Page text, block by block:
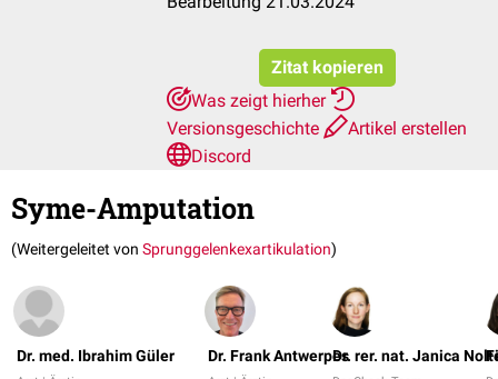
Zitat kopieren
Was zeigt hierher
Versionsgeschichte
Artikel erstellen
Discord
Syme-Amputation
(Weitergeleitet von Sprunggelenkexartikulation)
Dr. med. Ibrahim Güler Dr. Frank AntwerpesDr. rer. nat. Janica